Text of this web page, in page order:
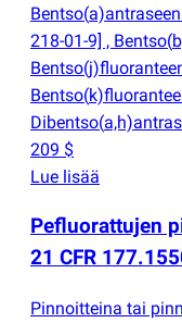
Bentso(
218-01-9] , Bentso(
Bentso(
Bentso(
Dibentso(
209 $
Lue lisää
Pefluorattujen
21 CFR
Pinnoitteina tai